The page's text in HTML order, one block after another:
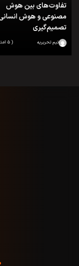
تفاوت‌های بین هوش
مصنوعی و هوش
تصمیم‌گیری
تیم تحریریه ( ۵ امتیاز )